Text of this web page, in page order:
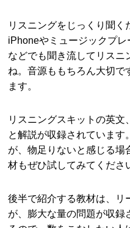
リスニングをじっくり聞く
iPhoneやミュージックプ
などでも聞き流してリスニ
ね。音源ももちろん大切で
ます。
リスニングスキットの英
と解説が収録されていま
が、物足りないと感じる場
材もぜひ試してみてくださ
後半で紹介する教材は、リ
が、膨大な量の問題が収録